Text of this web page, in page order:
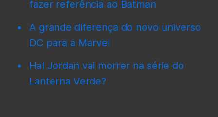
fazer referência ao Batman
A grande diferença do novo universo
DC para a Marvel
Hal Jordan vai morrer na série do
Lanterna Verde?